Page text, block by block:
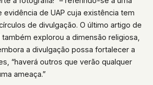
de UAP cuja existência tem
de divulgação. O último artigo de
também explorou a dimensão religiosa,
a divulgação possa fortalecer a
“haverá outros que verão qualquer
ameaça.”